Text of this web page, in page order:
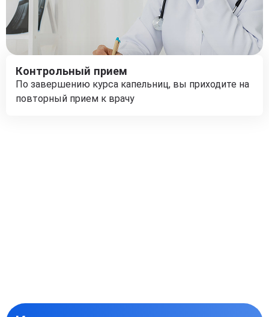
Контрольный прием
По завершению курса капельниц, вы приходите на
повторный прием к врачу